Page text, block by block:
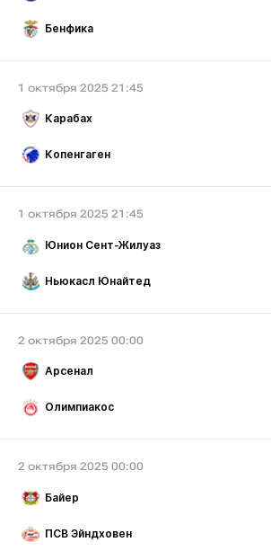
Бенфика
1 октября 2025 21:45
Карабах
Копенгаген
1 октября 2025 21:45
Юнион Сент-Жилуаз
Ньюкасл Юнайтед
2 октября 2025 00:00
Арсенал
Олимпиакос
2 октября 2025 00:00
Байер
ПСВ Эйндховен